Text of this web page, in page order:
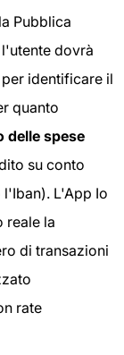
Pubblica
dovrà
identificare il
quanto
delle spese
su conto
L'App Io
reale la
di transazioni
rate